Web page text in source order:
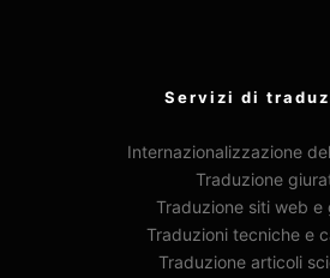
Servizi di
Internazionalizzazione
Traduzione
Traduzione siti web e
Traduzioni tecniche e
Traduzione articoli